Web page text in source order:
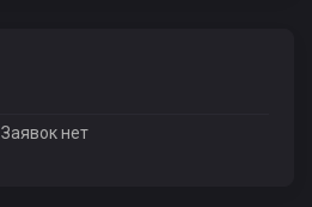
Заявок нет